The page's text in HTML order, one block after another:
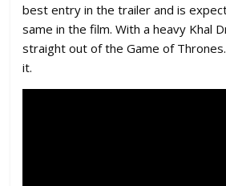
best entry in the trailer and is
same in the film. With a heavy Khal
straight out of the Game of
it.